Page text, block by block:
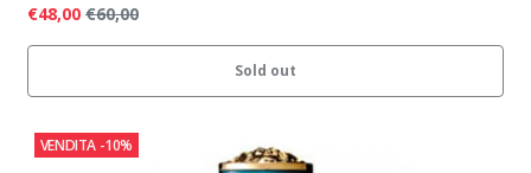
€48,00 €60,00
Sold out
VENDITA -10%